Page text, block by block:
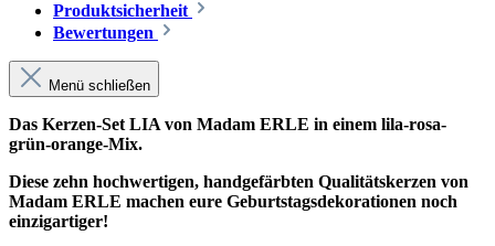
Produktsicherheit
Bewertungen
Menü schließen
Das Kerzen-Set LIA von Madam ERLE in einem lila-rosa-
grün-orange-Mix.
Diese zehn hochwertigen, handgefärbten Qualitätskerzen von
Madam ERLE machen eure Geburtstagsdekorationen noch
einzigartiger!